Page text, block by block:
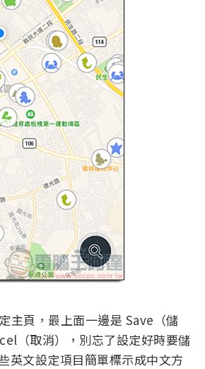
主頁，最上面一邊是 Save（儲
（取消），別忘了設定好時要儲
英文設定項目簡單標示成中文方